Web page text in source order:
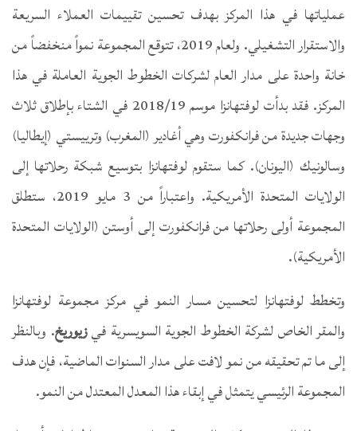
عملياتها في هذا المركز بهدف تحسين تقييمات العملاء السريعة
والاستقرار التشغيلي. ولعام 2019، تتوقع المجموعة نمواً منخفضاً من
خانة واحدة على مدار العام لشركات الخطوط الجوية العاملة في هذا
المركز. فقد بدأت لوفتهانزا موسم 2018/19 في الشتاء بإطلاق ثلاث
وجهات جديدة من فرانكفورت وهي أغادير (المغرب) وترييستي (إيطاليا)
وسالونيك (اليونان). كما ستقوم لوفتهانزا بتوسيع شبكة رحلاتها إلى
الولايات المتحدة الأمريكية. واعتباراً من 3 مايو 2019، ستطلق
المجموعة أولى رحلاتها من فرانكفورت إلى أوستن (الولايات المتحدة
الأمريكية).
وتخطط لوفتهانزا لتحسين مسار النمو في مركز مجموعة لوفتهانزا
والمقر الخاص لشركة الخطوط الجوية السويسرية فيزيوريخ. وبالنظر
إلى ما تم تحقيقه من نمو لافت على مدار السنوات الماضية، فإن هدف
المجموعة الرئيسي يتمثل في إبقاء هذا المعدل المعتدل من النمو.